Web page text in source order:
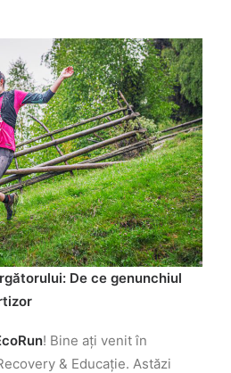
De ce genunchiul
! Bine ați venit în
& Educație. Astăzi